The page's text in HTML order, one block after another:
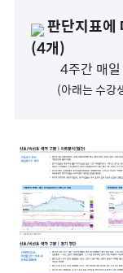
판단지표에
(4개)
4주간 매일
(아래는 수강